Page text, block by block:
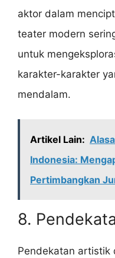
aktor dalam
teater modern
untuk
karakter-karakter
mendalam.
Artikel Lain:
Indonesia:
Pertimbangkan
8.
Pendekatan artistik